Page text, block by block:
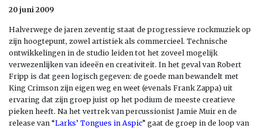
20 juni 2009
Halverwege de jaren zeventig staat de progressieve rockmuziek op
zijn hoogtepunt, zowel artistiek als commercieel. Technische
ontwikkelingen in de studio leiden tot het zoveel mogelijk
verwezenlijken van ideeën en creativiteit. In het geval van Robert
Fripp is dat geen logisch gegeven: de goede man bewandelt met
King Crimson zijn eigen weg en weet (evenals Frank Zappa) uit
ervaring dat zijn groep juist op het podium de meeste creatieve
pieken heeft. Na het vertrek van percussionist Jamie Muir en de
release van “Larks’ Tongues in Aspic” gaat de groep in de loop van